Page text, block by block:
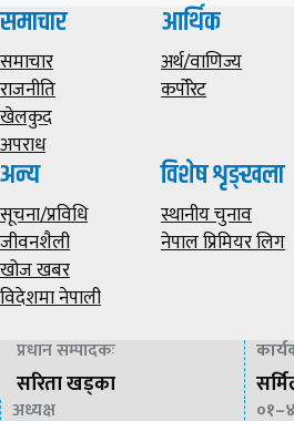
समाचार
समाचार
राजनीति
खेलकुद
अपराध
आर्थिक
अर्थ/वाणिज्य
कर्पोरेट
अन्य
सूचना/प्रविधि
जीवनशैली
खोज खबर
विदेशमा नेपाली
विशेष शृङ्खला
स्थानीय चुनाव
नेपाल प्रिमियर लिग
प्रधान सम्पादकः
सरिता खड्का
अध्यक्ष